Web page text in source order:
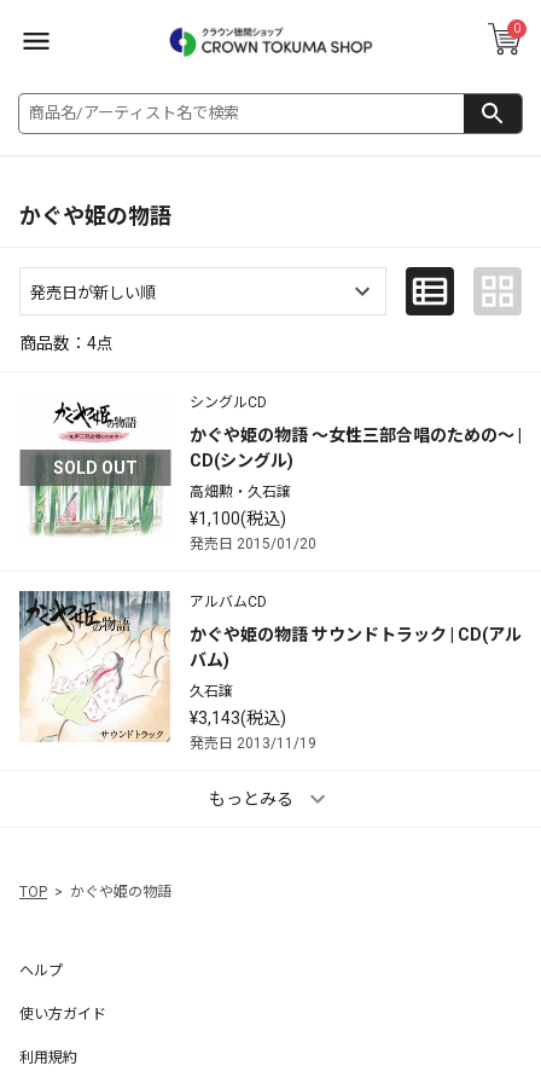
0
かぐや姫の物語
商品数： 4点
SOLD OUT
シングルCD
かぐや姫の物語 ～女性三部合唱のための～ |
CD(シングル)
高畑勲・久石譲
¥1,100(税込)
発売日 2015/01/20
アルバムCD
かぐや姫の物語 サウンドトラック | CD(アル
バム)
久石譲
¥3,143(税込)
発売日 2013/11/19
もっとみる
TOP かぐや姫の物語
ヘルプ
使い方ガイド
利用規約